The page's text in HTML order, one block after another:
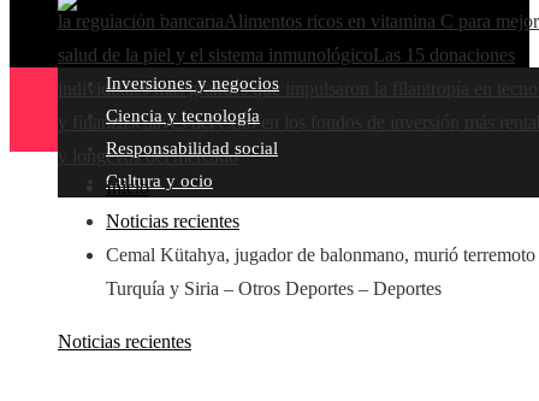
la regulación bancariaAlimentos ricos en vitamina C para
salud de la piel y el sistema inmunológicoLas 15 donaciones
individuales más grandes que impulsaron la filantropía en
y finanzasClaves del éxito en los fondos de inversión más
y longevos del mercado
Inversiones y negocios
Ciencia y tecnología
Responsabilidad social
Cultura y ocio
Inicio
Noticias recientes
Cemal Kütahya, jugador de balonmano, murió terremoto
Turquía y Siria – Otros Deportes – Deportes
Noticias recientes